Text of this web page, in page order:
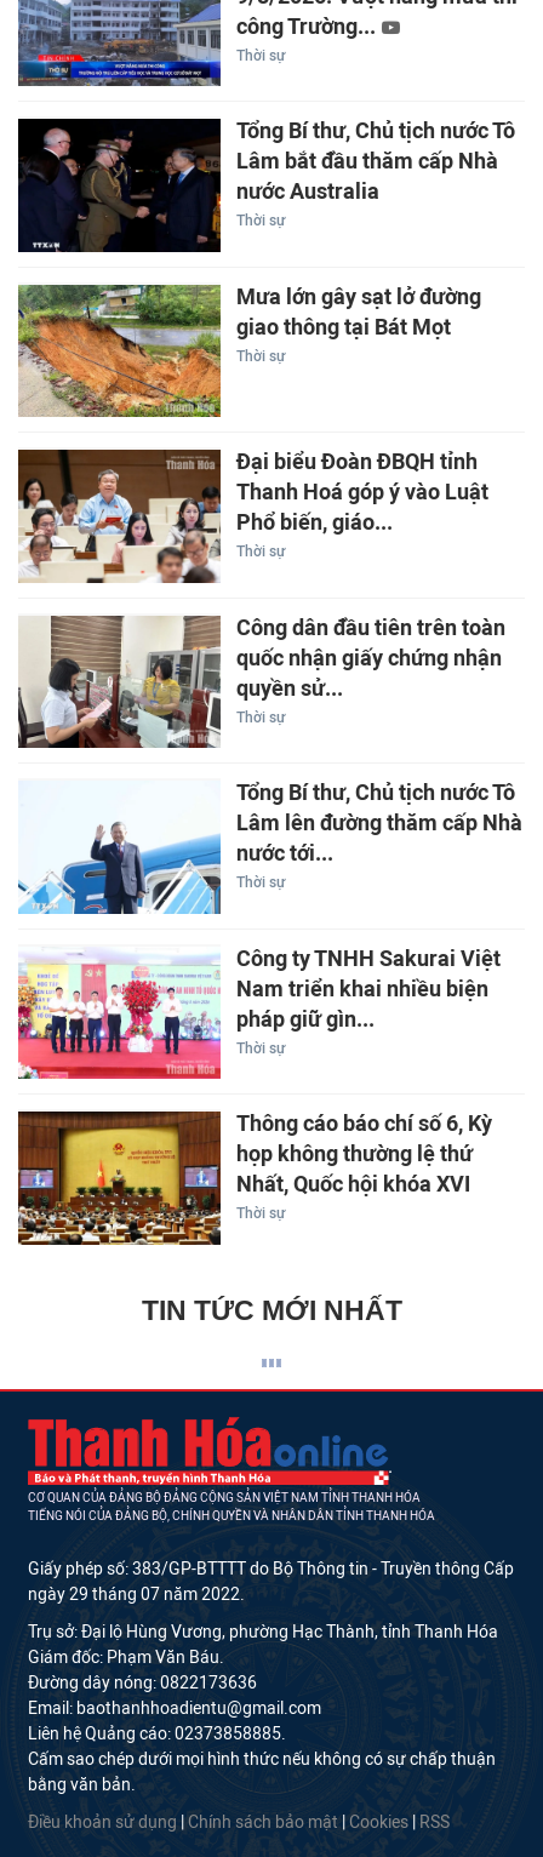
công Trường...
Thời sự
Tổng Bí thư, Chủ tịch nước Tô
Lâm bắt đầu thăm cấp Nhà
nước Australia
Thời sự
Mưa lớn gây sạt lở đường
giao thông tại Bát Mọt
Thời sự
Đại biểu Đoàn ĐBQH tỉnh
Thanh Hoá góp ý vào Luật
Phổ biến, giáo...
Thời sự
Công dân đầu tiên trên toàn
quốc nhận giấy chứng nhận
quyền sử...
Thời sự
Tổng Bí thư, Chủ tịch nước Tô
Lâm lên đường thăm cấp Nhà
nước tới...
Thời sự
Công ty TNHH Sakurai Việt
Nam triển khai nhiều biện
pháp giữ gìn...
Thời sự
Thông cáo báo chí số 6, Kỳ
họp không thường lệ thứ
Nhất, Quốc hội khóa XVI
Thời sự
TIN TỨC MỚI NHẤT
CƠ QUAN CỦA ĐẢNG BỘ ĐẢNG CỘNG SẢN VIỆT NAM TỈNH THANH HÓA
TIẾNG NÓI CỦA ĐẢNG BỘ, CHÍNH QUYỀN VÀ NHÂN DÂN TỈNH THANH HÓA
Giấy phép số: 383/GP-BTTTT do Bộ Thông tin - Truyền thông Cấp
ngày 29 tháng 07 năm 2022.
Trụ sở: Đại lộ Hùng Vương, phường Hạc Thành, tỉnh Thanh Hóa
Giám đốc: Phạm Văn Báu.
Đường dây nóng: 0822173636
Email: baothanhhoadientu@gmail.com
Liên hệ Quảng cáo: 02373858885.
Cấm sao chép dưới mọi hình thức nếu không có sự chấp thuận
bằng văn bản.
Điều khoản sử dụng Chính sách bảo mật Cookies RSS